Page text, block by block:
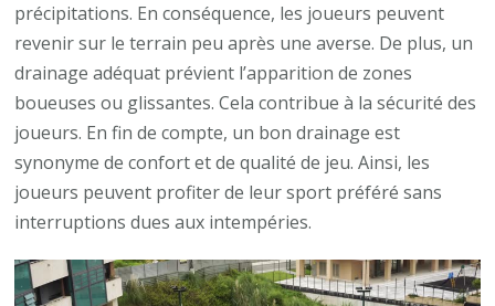
précipitations. En conséquence, les joueurs peuvent
revenir sur le terrain peu après une averse. De plus, un
drainage adéquat prévient l’apparition de zones
boueuses ou glissantes. Cela contribue à la sécurité des
joueurs. En fin de compte, un bon drainage est
synonyme de confort et de qualité de jeu. Ainsi, les
joueurs peuvent profiter de leur sport préféré sans
interruptions dues aux intempéries.